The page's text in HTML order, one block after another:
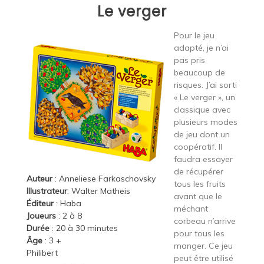
Le verger
Auteur: Anneliese Farkaschovsky
Illustrateur: Walter Matheis
Éditeur: Haba
Joueurs : 2 à 8
Durée : 20 à 30 minutes
Âge : 3 +
Philibert
Pour le jeu
adapté, je n’ai
pas pris
beaucoup de
risques. J’ai sorti
« Le verger », un
classique avec
plusieurs modes
de jeu dont un
coopératif. Il
faudra essayer
de récupérer
tous les fruits
avant que le
méchant
corbeau n’arrive
pour tous les
manger. Ce jeu
peut être utilisé